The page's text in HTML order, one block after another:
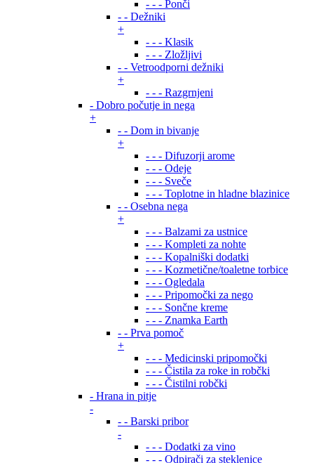
- - - Ponči
- - Dežniki
+
- - - Klasik
- - - Zložljivi
- - Vetroodporni dežniki
+
- - - Razgrnjeni
- Dobro počutje in nega
+
- - Dom in bivanje
+
- - - Difuzorji arome
- - - Odeje
- - - Sveče
- - - Toplotne in hladne blazinice
- - Osebna nega
+
- - - Balzami za ustnice
- - - Kompleti za nohte
- - - Kopalniški dodatki
- - - Kozmetične/toaletne torbice
- - - Ogledala
- - - Pripomočki za nego
- - - Sončne kreme
- - - Znamka Earth
- - Prva pomoč
+
- - - Medicinski pripomočki
- - - Čistila za roke in robčki
- - - Čistilni robčki
- Hrana in pitje
-
- - Barski pribor
-
- - - Dodatki za vino
- - - Odpirači za steklenice